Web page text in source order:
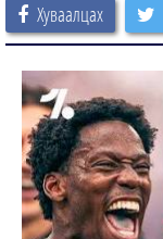
Хуваалцах